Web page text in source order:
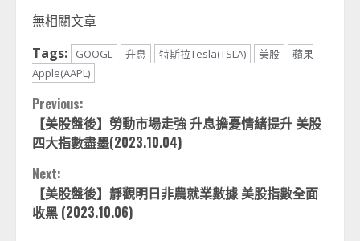
無相關文章
Tags:
GOOGL 升息 特斯拉Tesla(TSLA) 美股
蘋果
Apple(AAPL)
Continue
Reading
Previous:
【美股盤後】勞動市場走強 升息擔憂情緒提升 美股
四大指數盡墨(2023.10.04)
Next:
【美股盤後】靜觀明日非農就業數據 美股指數全面
收黑 (2023.10.06)